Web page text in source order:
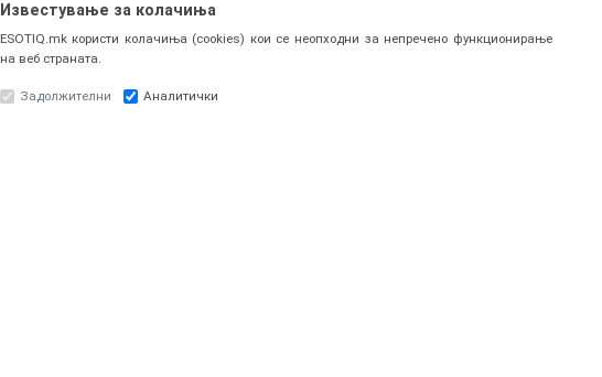
Известување за колачиња
ESOTIQ.mk користи колачиња (cookies) кои се неопходни за непречено функционирање
на веб страната.
Задолжителни Аналитички